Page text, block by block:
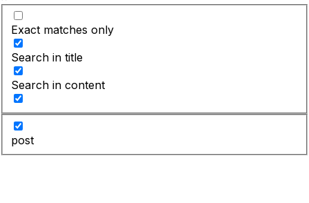
Exact matches only
Search in title
Search in content
post